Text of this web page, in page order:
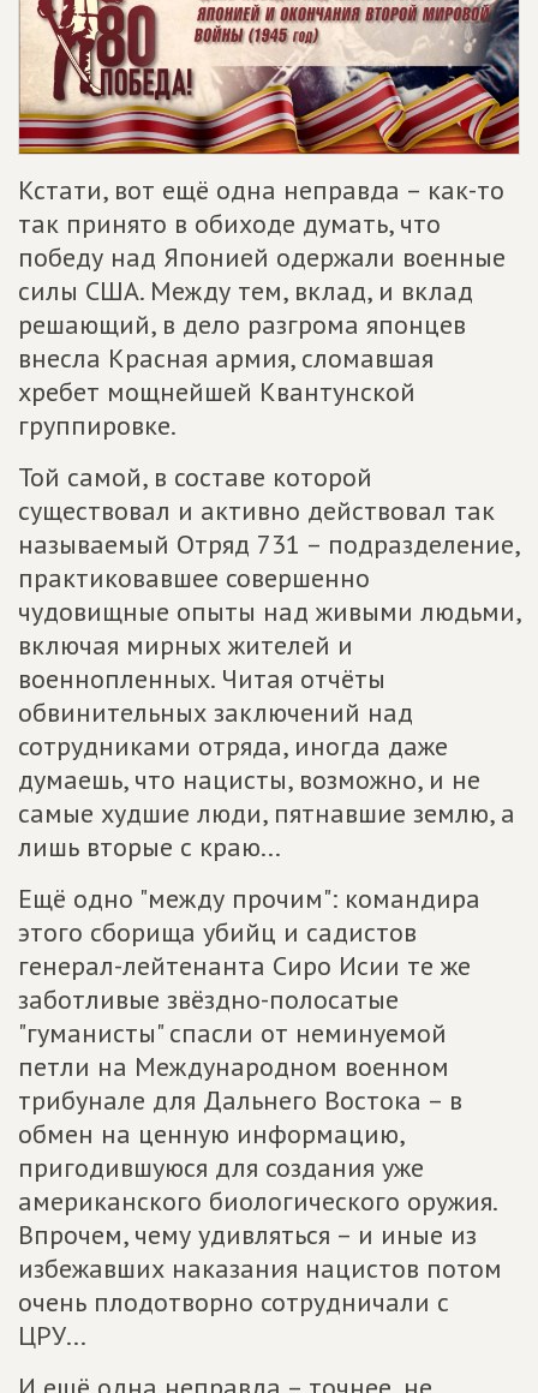
Кстати, вот ещё одна неправда – как-то
так принято в обиходе думать, что
победу над Японией одержали военные
силы США. Между тем, вклад, и вклад
решающий, в дело разгрома японцев
внесла Красная армия, сломавшая
хребет мощнейшей Квантунской
группировке.
Той самой, в составе которой
существовал и активно действовал так
называемый Отряд 731 – подразделение,
практиковавшее совершенно
чудовищные опыты над живыми людьми,
включая мирных жителей и
военнопленных. Читая отчёты
обвинительных заключений над
сотрудниками отряда, иногда даже
думаешь, что нацисты, возможно, и не
самые худшие люди, пятнавшие землю, а
лишь вторые с краю...
Ещё одно "между прочим": командира
этого сборища убийц и садистов
генерал-лейтенанта Сиро Исии те же
заботливые звёздно-полосатые
"гуманисты" спасли от неминуемой
петли на Международном военном
трибунале для Дальнего Востока – в
обмен на ценную информацию,
пригодившуюся для создания уже
американского биологического оружия.
Впрочем, чему удивляться – и иные из
избежавших наказания нацистов потом
очень плодотворно сотрудничали с
ЦРУ...